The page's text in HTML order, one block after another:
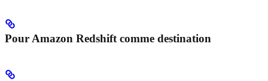
Pour Amazon Redshift comme destination